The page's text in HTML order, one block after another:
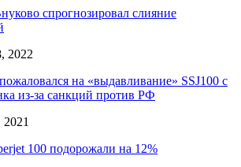
спрогнозировал слияние
2022
на «выдавливание» SSJ100 с
из-за санкций против РФ
100 подорожали на 12%